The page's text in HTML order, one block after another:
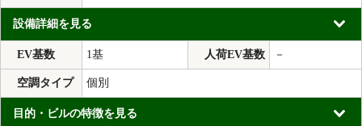
設備詳細を見る
EV基数 1基 人荷EV基数 －
空調タイプ 個別
目的・ビルの特徴を見る